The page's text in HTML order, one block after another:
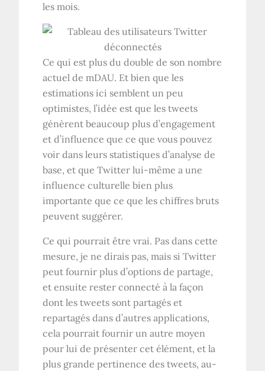
les mois.
Ce qui est plus du double de son nombre
actuel de mDAU. Et bien que les
estimations ici semblent un peu
optimistes, l’idée est que les tweets
génèrent beaucoup plus d’engagement
et d’influence que ce que vous pouvez
voir dans leurs statistiques d’analyse de
base, et que Twitter lui-même a une
influence culturelle bien plus
importante que ce que les chiffres bruts
peuvent suggérer.
Ce qui pourrait être vrai. Pas dans cette
mesure, je ne dirais pas, mais si Twitter
peut fournir plus d’options de partage,
et ensuite rester connecté à la façon
dont les tweets sont partagés et
repartagés dans d’autres applications,
cela pourrait fournir un autre moyen
pour lui de présenter cet élément, et la
plus grande pertinence des tweets, au-